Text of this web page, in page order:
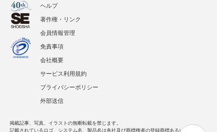
ヘルプ
著作権・リンク
会員情報管理
免責事項
会社概要
サービス利用規約
プライバシーポリシー
外部送信
掲載記事、写真、イラストの無断転載を禁じます。
記載されているロゴ、システム名、製品名は各社及び商標権者の登録商標あるいは商標で